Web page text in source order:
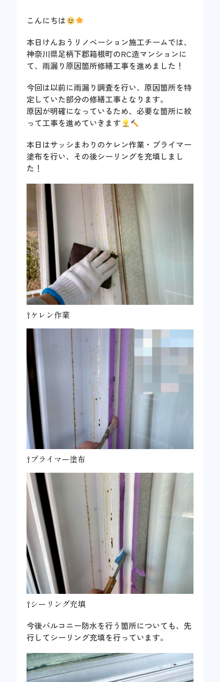
こんにちは
本日けんおうリノベーション施工チームでは、
神奈川県足柄下郡箱根町のRC造マンションに
て、雨漏り原因箇所修繕工事を進めました！
今回は以前に雨漏り調査を行い、原因箇所を特
定していた部分の修繕工事となります。
原因が明確になっているため、必要な箇所に絞
って工事を進めていきます
本日はサッシまわりのケレン作業・プライマー
塗布を行い、その後シーリングを充填しまし
た！
⇧ケレン作業
⇧プライマー塗布
⇧シーリング充填
今後バルコニー防水を行う箇所についても、先
行してシーリング充填を行っています。